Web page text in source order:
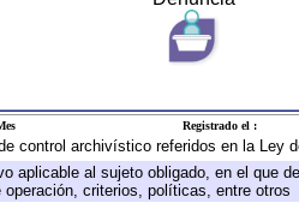
Registrado el :
control archivístico referidos en la Ley
aplicable al sujeto obligado, en el que
criterios, políticas, entre otros